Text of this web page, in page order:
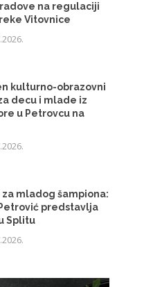
na regulaciji
Vitovnice
kulturno-obrazovni
decu i mlade iz
u Petrovcu na
za mladog šampiona:
predstavlja
Splitu